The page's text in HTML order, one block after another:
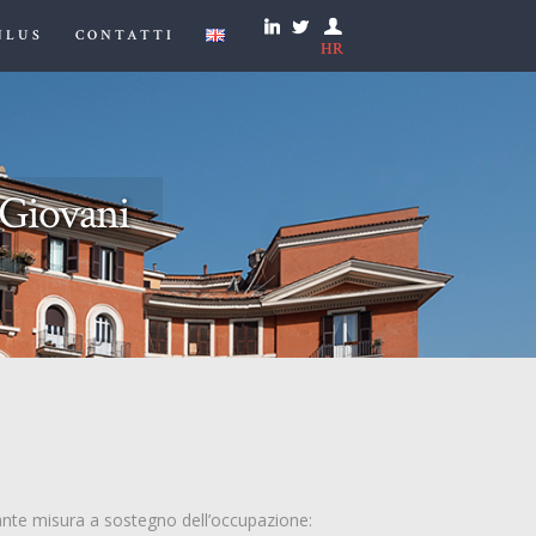
CONTATTI
HR
misura a sostegno dell’occupazione: